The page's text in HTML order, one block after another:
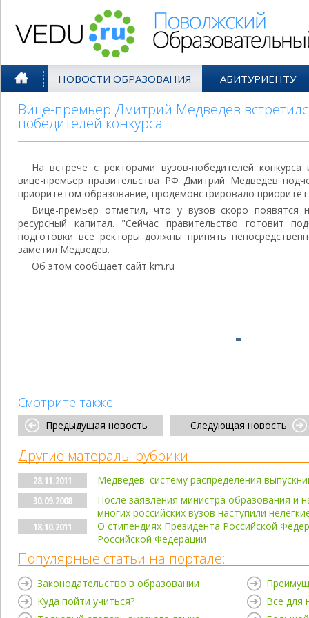
НОВОСТИ ОБРАЗОВАНИЯ АБИТУРИЕНТУ
Вице-премьер Дмитрий Медведев
победителей конкурса
На встрече с ректорами вузов-победителей
вице-премьер правительства РФ Дмитрий Медведев
приоритетом образование, продемонстрировало приоритет
Вице-премьер отметил, что у вузов скоро появятся
ресурсный капитал. "Сейчас правительство готовит
подготовки все ректоры должны принять
заметил Медведев.
Об этом сообщает сайт km.ru
Смотрите также:
Предыдущая новость Следующая новость
Другие матералы рубрики:
28.11.2011
Медведев: систему распределения
30.09.2008
После заявления министра образования и
многих российских вузов наступили
18.10.2011
О стипендиях Президента Российской
Российской Федерации
Популярные статьи на портале:
Законодательство в образовании
Куда пойти учиться?
Все для